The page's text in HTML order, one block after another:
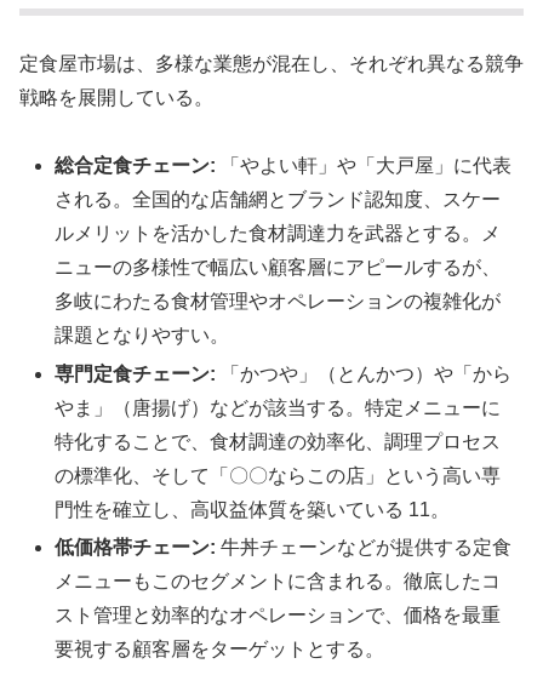
定食屋市場は、多様な業態が混在し、それぞれ異なる競争
戦略を展開している。
総合定食チェーン: 「やよい軒」や「大戸屋」に代表
される。全国的な店舗網とブランド認知度、スケー
ルメリットを活かした食材調達力を武器とする。メ
ニューの多様性で幅広い顧客層にアピールするが、
多岐にわたる食材管理やオペレーションの複雑化が
課題となりやすい。
専門定食チェーン: 「かつや」（とんかつ）や「から
やま」（唐揚げ）などが該当する。特定メニューに
特化することで、食材調達の効率化、調理プロセス
の標準化、そして「〇〇ならこの店」という高い専
門性を確立し、高収益体質を築いている 11。
低価格帯チェーン: 牛丼チェーンなどが提供する定食
メニューもこのセグメントに含まれる。徹底したコ
スト管理と効率的なオペレーションで、価格を最重
要視する顧客層をターゲットとする。